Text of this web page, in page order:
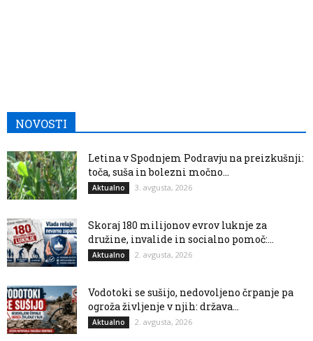
NOVOSTI
Letina v Spodnjem Podravju na preizkušnji:
toča, suša in bolezni močno...
Aktualno 3. avgusta, 2026
Skoraj 180 milijonov evrov luknje za
družine, invalide in socialno pomoč:...
Aktualno 2. avgusta, 2026
Vodotoki se sušijo, nedovoljeno črpanje pa
ogroža življenje v njih: država...
Aktualno 2. avgusta, 2026